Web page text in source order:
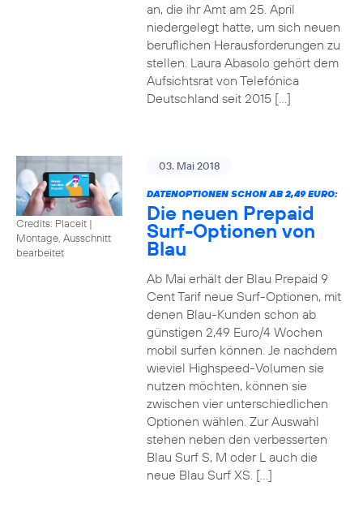
an, die ihr Amt am 25. April
niedergelegt hatte, um sich neuen
beruflichen Herausforderungen zu
stellen. Laura Abasolo gehört dem
Aufsichtsrat von Telefónica
Deutschland seit 2015 […]
Credits: Placeit |
Montage, Ausschnitt
bearbeitet
03. Mai 2018
DATENOPTIONEN SCHON AB 2,49 EURO:
Die neuen Prepaid
Surf-Optionen von
Blau
Ab Mai erhält der Blau Prepaid 9
Cent Tarif neue Surf-Optionen, mit
denen Blau-Kunden schon ab
günstigen 2,49 Euro/4 Wochen
mobil surfen können. Je nachdem
wieviel Highspeed-Volumen sie
nutzen möchten, können sie
zwischen vier unterschiedlichen
Optionen wählen. Zur Auswahl
stehen neben den verbesserten
Blau Surf S, M oder L auch die
neue Blau Surf XS. […]